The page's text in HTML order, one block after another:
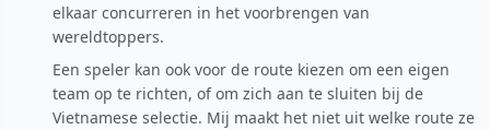
elkaar concurreren in het voorbrengen van
wereldtoppers.
Een speler kan ook voor de route kiezen om een eigen
team op te richten, of om zich aan te sluiten bij de
Vietnamese selectie. Mij maakt het niet uit welke route ze